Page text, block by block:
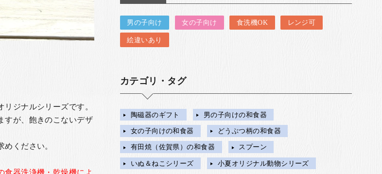
ジナルシリーズです。
すが、飽きのこないデザ
ください。
器洗浄機・乾燥機によ
男の子向け 女の子向け 食洗機OK レンジ可
絵違いあり
カテゴリ・タグ
陶磁器のギフト 男の子向けの和食器
女の子向けの和食器 どうぶつ柄の和食器
有田焼（佐賀県）の和食器 スプーン
いぬ＆ねこシリーズ 小夏オリジナル動物シリーズ